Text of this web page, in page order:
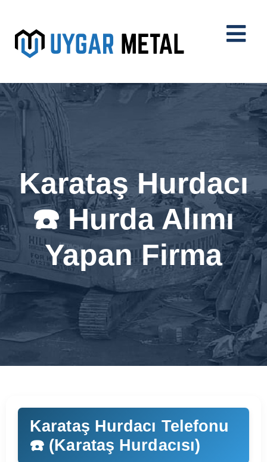
Karataş Hurdacı
☎️ Hurda Alımı
Yapan Firma
Karataş Hurdacı Telefonu
☎️ (Karataş Hurdacısı)